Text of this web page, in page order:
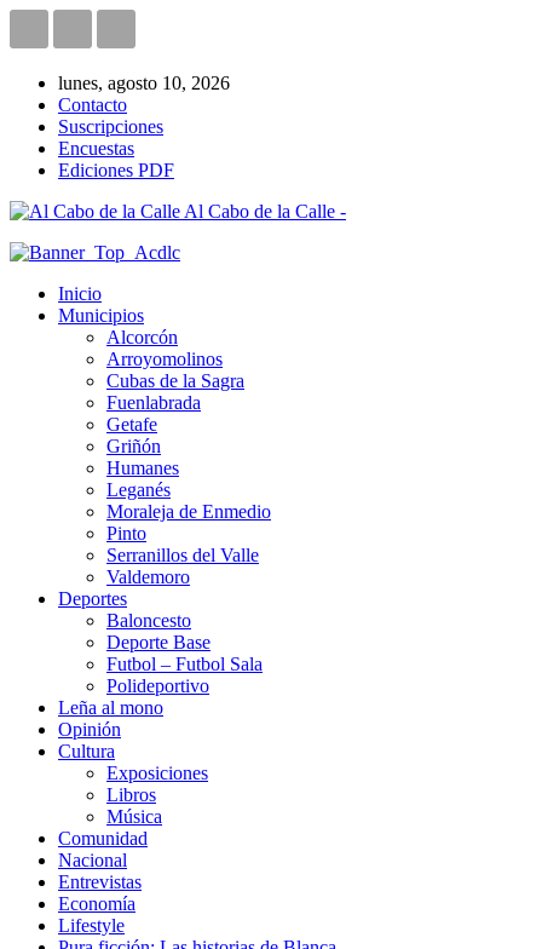
lunes, agosto 10, 2026
Contacto
Suscripciones
Encuestas
Ediciones PDF
Al Cabo de la Calle -
Inicio
Municipios
Alcorcón
Arroyomolinos
Cubas de la Sagra
Fuenlabrada
Getafe
Griñón
Humanes
Leganés
Moraleja de Enmedio
Pinto
Serranillos del Valle
Valdemoro
Deportes
Baloncesto
Deporte Base
Futbol – Futbol Sala
Polideportivo
Leña al mono
Opinión
Cultura
Exposiciones
Libros
Música
Comunidad
Nacional
Entrevistas
Economía
Lifestyle